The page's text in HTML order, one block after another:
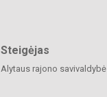
Steigėjas
Alytaus rajono savivaldybė